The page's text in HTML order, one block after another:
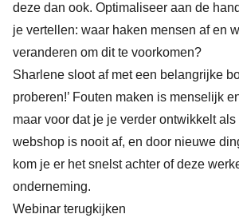
deze dan ook. Optimaliseer aan de
je vertellen: waar haken mensen af en
veranderen om dit te voorkomen?
Sharlene sloot af met een belangrijke
proberen!’ Fouten maken is menselijk
maar voor dat je je verder ontwikkelt
webshop is nooit af, en door nieuwe
kom je er het snelst achter of deze
onderneming.
Webinar terugkijken